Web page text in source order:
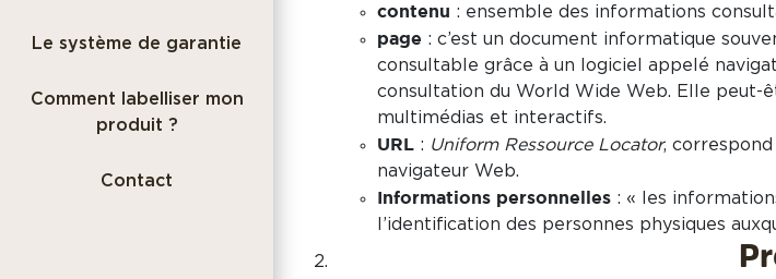
Le système de garantie
Comment labelliser mon
produit ?
Contact
contenu : ensemble des informations
page : c’est un document informatique
consultable grâce à un logiciel appelé
consultation du World Wide Web. Elle
multimédias et interactifs.
URL : Uniform Ressource Locator, correspond
navigateur Web.
Informations personnelles : « les
l’identification des personnes physiques